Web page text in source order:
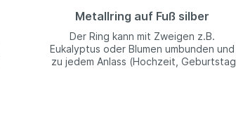
Metallring auf Fuß silber
Der Ring kann mit Zweigen z.B.
Eukalyptus oder Blumen umbunden und
zu jedem Anlass (Hochzeit, Geburtstag